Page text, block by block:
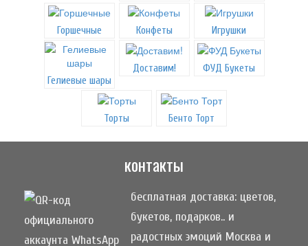
Горшечные Конфеты Игрушки
Гелиевые шары
Доставим! ФУД Букеты
Торты Бенто Торт
контакты
бесплатная доставка: цветов,
букетов, подарков.. и
радостных эмоций Москва и